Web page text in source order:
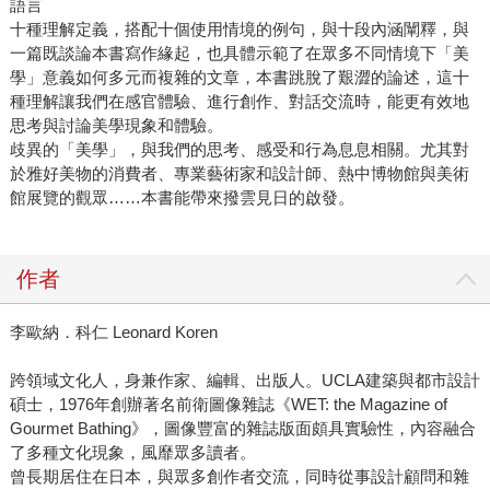
語言
十種理解定義，搭配十個使用情境的例句，與十段內涵闡釋，與
一篇既談論本書寫作緣起，也具體示範了在眾多不同情境下「美
學」意義如何多元而複雜的文章，本書跳脫了艱澀的論述，這十
種理解讓我們在感官體驗、進行創作、對話交流時，能更有效地
思考與討論美學現象和體驗。
歧異的「美學」，與我們的思考、感受和行為息息相關。尤其對
於雅好美物的消費者、專業藝術家和設計師、熱中博物館與美術
館展覽的觀眾……本書能帶來撥雲見日的啟發。
作者
李歐納．科仁 Leonard Koren
跨領域文化人，身兼作家、編輯、出版人。UCLA建築與都市設計
碩士，1976年創辦著名前衛圖像雜誌《WET: the Magazine of
Gourmet Bathing》，圖像豐富的雜誌版面頗具實驗性，內容融合
了多種文化現象，風靡眾多讀者。
曾長期居住在日本，與眾多創作者交流，同時從事設計顧問和雜